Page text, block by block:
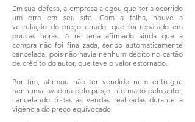
Em sua defesa, a empresa alegou que teria ocorrido
um erro em seu site. Com a falha, houve a
veiculação do preço errado, que foi reparado em
poucas horas. A ré teria afirmado ainda que a
compra não foi finalizada, sendo automaticamente
cancelada, pois não havia nenhum débito no cartão
de crédito do autor, que teve o valor estornado.
Por fim, afirmou não ter vendido nem entregue
nenhuma lavadora pelo preço informado pelo autor,
cancelando todas as vendas realizadas durante a
vigência do preço equivocado.